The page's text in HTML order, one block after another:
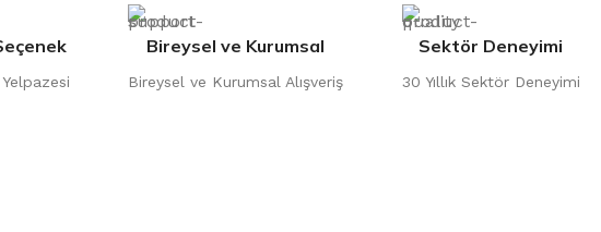
Bireysel ve Kurumsal
Bireysel ve Kurumsal Alışveriş
Sektör Deneyimi
30 Yıllık Sektör Deneyimi